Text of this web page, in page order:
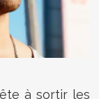
à sortir les